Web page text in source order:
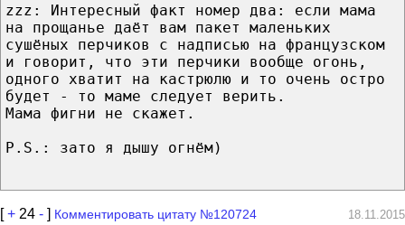
zzz: Интересный факт номер два: если мама
на прощанье даёт вам пакет маленьких
сушёных перчиков с надписью на французском
и говорит, что эти перчики вообще огонь,
одного хватит на кастрюлю и то очень остро
будет - то маме следует верить.
Мама фигни не скажет.
P.S.: зато я дышу огнём)
[+ 24 - ] Комментировать цитату №120724 18.11.2015